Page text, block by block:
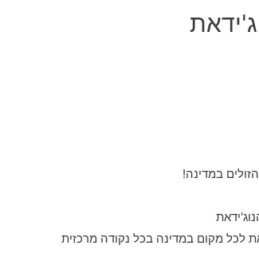
במדינה!
לכל מקום במדינה בכל נקודה מרכזית